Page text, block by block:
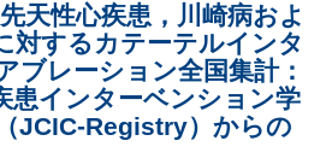
天性心疾患，川崎病およ
対するカテーテルインタ
ブレーション全国集計：
患インターベンション学
JCIC-Registry）からの